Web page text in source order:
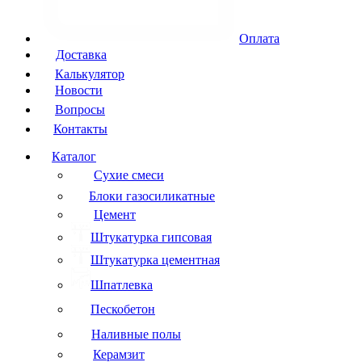
Оплата
Доставка
Калькулятор
Новости
Вопросы
Контакты
Каталог
Сухие смеси
Блоки газосиликатные
Цемент
Штукатурка гипсовая
Штукатурка цементная
Шпатлевка
Пескобетон
Наливные полы
Керамзит